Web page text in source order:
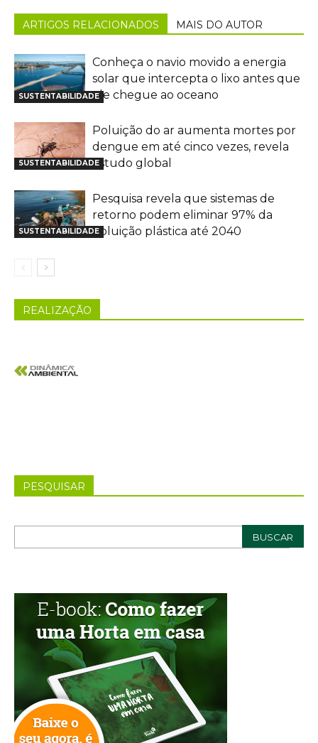
ARTIGOS RELACIONADOS MAIS DO AUTOR
SUSTENTABILIDADE
Conheça o navio movido a energia
solar que intercepta o lixo antes que
ele chegue ao oceano
SUSTENTABILIDADE
Poluição do ar aumenta mortes por
dengue em até cinco vezes, revela
estudo global
SUSTENTABILIDADE
Pesquisa revela que sistemas de
retorno podem eliminar 97% da
poluição plástica até 2040
REALIZAÇÃO
PESQUISAR